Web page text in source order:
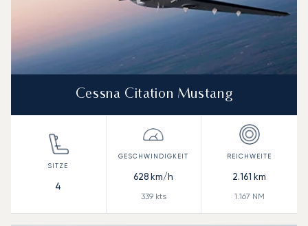
Cessna Citation Mustang
4
628 km/h
339kts
2.161 km
1.167 NM